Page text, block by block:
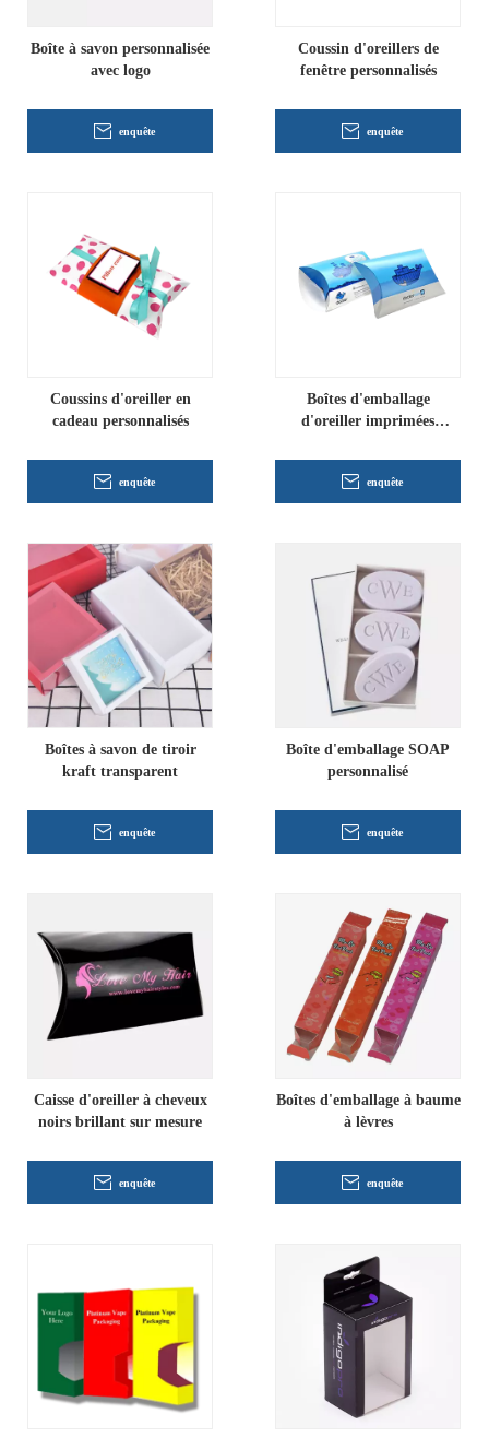
Boîte à savon personnalisée
avec logo
enquête
Coussin d'oreillers de
fenêtre personnalisés
enquête
Coussins d'oreiller en
cadeau personnalisés
enquête
Boîtes d'emballage
d'oreiller imprimées
enquête
Boîtes à savon de tiroir
kraft transparent
enquête
Boîte d'emballage SOAP
personnalisé
enquête
Caisse d'oreiller à cheveux
noirs brillant sur mesure
enquête
Boîtes d'emballage à baume
à lèvres
enquête